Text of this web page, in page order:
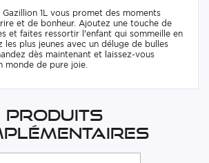
1L vous promet des moments
et de bonheur. Ajoutez une touche de
et faites ressortir l'enfant qui sommeille en
les plus jeunes avec un déluge de bulles
dès maintenant et laissez-vous
monde de pure joie.
Produits